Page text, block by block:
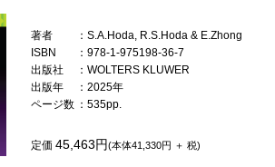
著者
：S.A.Hoda, R.S.Hoda & E.Zhong
ISBN
：978-1-975198-36-7
出版社
：WOLTERS KLUWER
出版年
：2025年
ページ数 ：535pp.
定価45,463円(本体41,330円 ＋ 税)